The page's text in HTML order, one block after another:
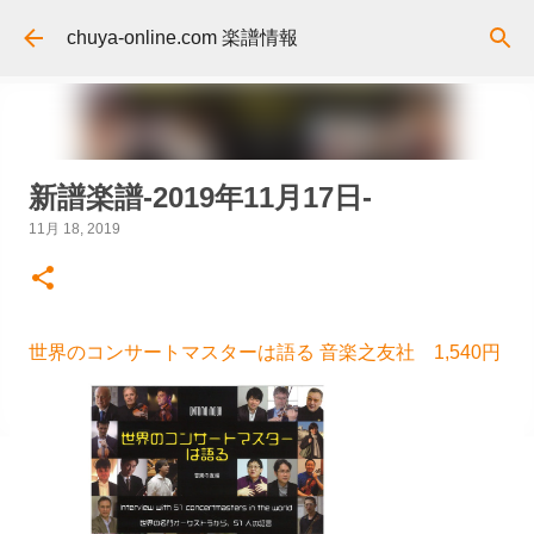
スキップしてメイン コンテンツに移動
chuya-online.com 楽譜情報
新譜楽譜-2019年11月17日-
11月 18, 2019
世界のコンサートマスターは語る 音楽之友社 1,540円